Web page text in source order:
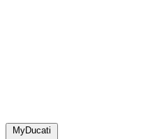
MyDucati